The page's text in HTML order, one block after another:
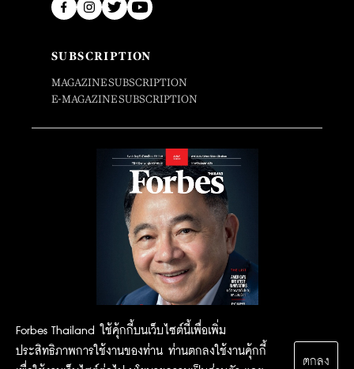
Forbes Thailand ใช้คุ้กกี้บนเว็บไซต์นี้เพื่อเพิ่ม
ประสิทธิภาพการใช้งานของท่าน ท่านตกลงใช้งานคุ้กกี้
ตกลง
SUBSCRIPTION
MAGAZINE SUBSCRIPTION
E-MAGAZINE SUBSCRIPTION